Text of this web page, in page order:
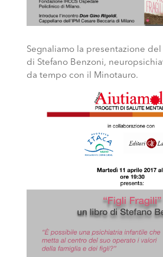
Segnaliamo la presentazione del
di Stefano Benzoni,
da tempo con il Minotauro.